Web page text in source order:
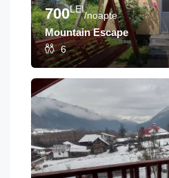
700LEI
/noapte
Mountain Escape
6